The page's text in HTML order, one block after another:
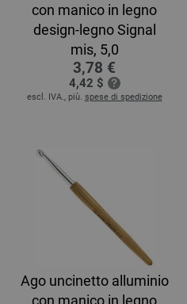
con manico in legno
design-legno Signal
mis, 5,0
3,78 €
4,42 $
escl. IVA., più. spese di spedizione
Ago uncinetto alluminio
con manico in legno